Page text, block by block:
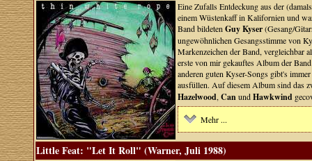
Eine Zufalls Entdeckung aus der
einem Wüstenkaff in Kalifornien und
Band bildeten Guy Kyser(Gesang/
ungewöhnlichen Gesangsstimme von
Markenzeichen der Band, vergleichbar
erste von mir gekauftes Album der
anderen guten Kyser-Songs gibt's
ausfüllen. Auf diesem Album sind das
Hazelwood, CanundHawkwind
Mehr ...
Little Feat: "Let It Roll" (Warner, Juli 1988)